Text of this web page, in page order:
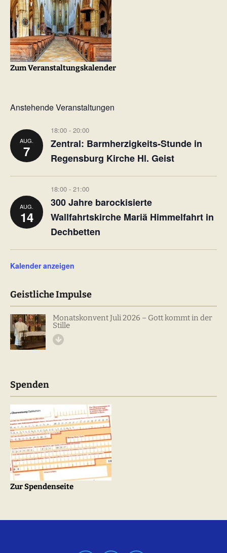
Zum Veranstaltungskalender
Anstehende Veranstaltungen
AUG.
7
18:00 - 20:00
Zentral: Barmherzigkeits-Stunde in
Regensburg Kirche Hl. Geist
AUG.
14
18:00 - 21:00
300 Jahre barockisierte
Wallfahrtskirche Mariä Himmelfahrt in
Dechbetten
Kalender anzeigen
Geistliche Impulse
Monatskonvent Juli 2026 – Gott kommt in der
Stille
Spenden
Zur Spendenseite